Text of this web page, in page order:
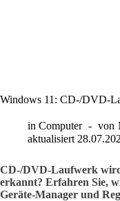
Windows 11: CD-/DVD-
in Computer von
aktualisiert
CD-/DVD-Laufwerk
erkannt? Erfahren Sie,
Geräte-Manager und